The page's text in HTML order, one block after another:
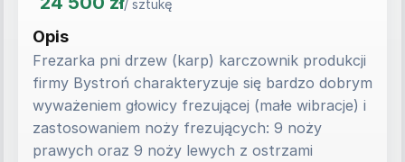
/ sztukę
Opis
Frezarka pni drzew (karp) karczownik produkcji
firmy Bystroń charakteryzuje się bardzo dobrym
wyważeniem głowicy frezującej (małe wibracje) i
zastosowaniem noży frezujących: 9 noży
prawych oraz 9 noży lewych z ostrzami